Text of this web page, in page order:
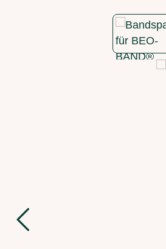
Bildergalerie überspringen